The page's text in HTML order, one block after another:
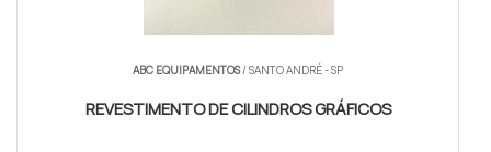
ABC EQUIPAMENTOS/ SANTO ANDRÉ - SP
REVESTIMENTO DE CILINDROS GRÁFICOS